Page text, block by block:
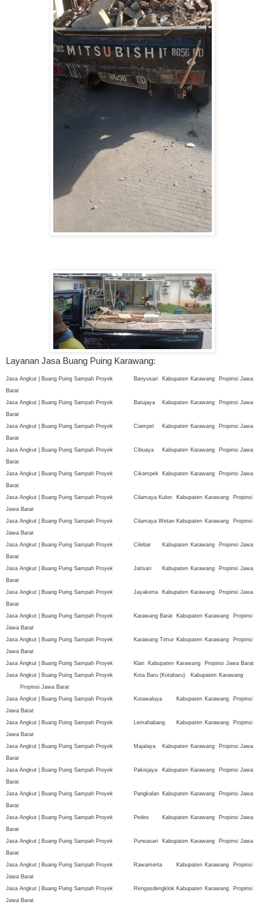
Layanan Jasa Buang Puing Karawang:
Jasa Angkut | Buang Puing Sampah Proyek Banyusari Kabupaten Karawang
Propinsi Jawa
Barat
Jasa Angkut | Buang Puing Sampah Proyek
Batujaya Kabupaten Karawang
Propinsi Jawa
Barat
Jasa Angkut | Buang Puing Sampah Proyek
Ciampel Kabupaten Karawang
Propinsi Jawa
Barat
Jasa Angkut | Buang Puing Sampah Proyek
Cibuaya Kabupaten Karawang
Propinsi Jawa
Barat
Jasa Angkut | Buang Puing Sampah Proyek
Cikampek Kabupaten Karawang
Propinsi Jawa
Barat
Jasa Angkut | Buang Puing Sampah Proyek
Cilamaya Kulon Kabupaten Karawang
Propinsi
Jawa Barat
Jasa Angkut | Buang Puing Sampah Proyek
Cilamaya Wetan Kabupaten Karawang
Propinsi
Jawa Barat
Jasa Angkut | Buang Puing Sampah Proyek
Cilebar Kabupaten Karawang
Propinsi Jawa
Barat
Jasa Angkut | Buang Puing Sampah Proyek
Jatisari Kabupaten Karawang
Propinsi Jawa
Barat
Jasa Angkut | Buang Puing Sampah Proyek
Jayakerta Kabupaten Karawang
Propinsi Jawa
Barat
Jasa Angkut | Buang Puing Sampah Proyek
Karawang Barat Kabupaten Karawang
Propinsi
Jawa Barat
Jasa Angkut | Buang Puing Sampah Proyek
Karawang Timur Kabupaten Karawang
Propinsi
Jawa Barat
Jasa Angkut | Buang Puing Sampah Proyek
Klari Kabupaten Karawang
Propinsi Jawa Barat
Jasa Angkut | Buang Puing Sampah Proyek
Kota Baru (Kotabaru) Kabupaten Karawang
Propinsi Jawa Barat
Jasa Angkut | Buang Puing Sampah Proyek
Kutawaluya Kabupaten Karawang
Propinsi
Jawa Barat
Jasa Angkut | Buang Puing Sampah Proyek
Lemahabang Kabupaten Karawang
Propinsi
Jawa Barat
Jasa Angkut | Buang Puing Sampah Proyek
Majalaya Kabupaten Karawang
Propinsi Jawa
Barat
Jasa Angkut | Buang Puing Sampah Proyek
Pakisjaya Kabupaten Karawang
Propinsi Jawa
Barat
Jasa Angkut | Buang Puing Sampah Proyek
Pangkalan Kabupaten Karawang
Propinsi Jawa
Barat
Jasa Angkut | Buang Puing Sampah Proyek
Pedes Kabupaten Karawang
Propinsi Jawa
Barat
Jasa Angkut | Buang Puing Sampah Proyek
Purwasari Kabupaten Karawang
Propinsi Jawa
Barat
Jasa Angkut | Buang Puing Sampah Proyek
Rawamerta Kabupaten Karawang
Propinsi
Jawa Barat
Jasa Angkut | Buang Puing Sampah Proyek
Rengasdengklok Kabupaten Karawang
Propinsi
Jawa Barat